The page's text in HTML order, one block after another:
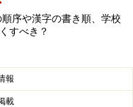
わると解釈も変わる
てしまいます。「前
でのすり合わせも大
序や漢字の書き順、学校
すべき？
報
載